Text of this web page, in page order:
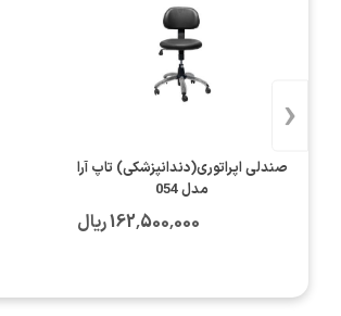
صندلی اپراتوری(دندانپزشکی) تاپ آرا
مدل 054
162٬500٬000 ریال
‹